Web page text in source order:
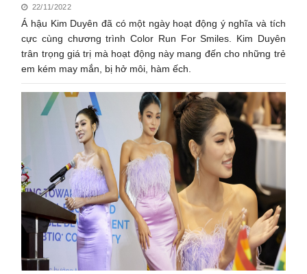
22/11/2022
Á hậu Kim Duyên đã có một ngày hoạt động ý nghĩa và tích
cực cùng chương trình Color Run For Smiles. Kim Duyên
trân trọng giá trị mà hoạt động này mang đến cho những trẻ
em kém may mắn, bị hở môi, hàm ếch.